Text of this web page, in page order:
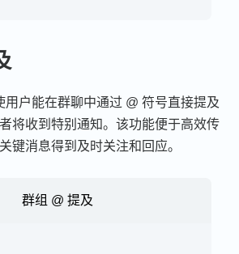
用户能在群聊中通过 @ 符号直接提及
将收到特别通知。该功能便于高效传
键消息得到及时关注和回应。
群组 @ 提及